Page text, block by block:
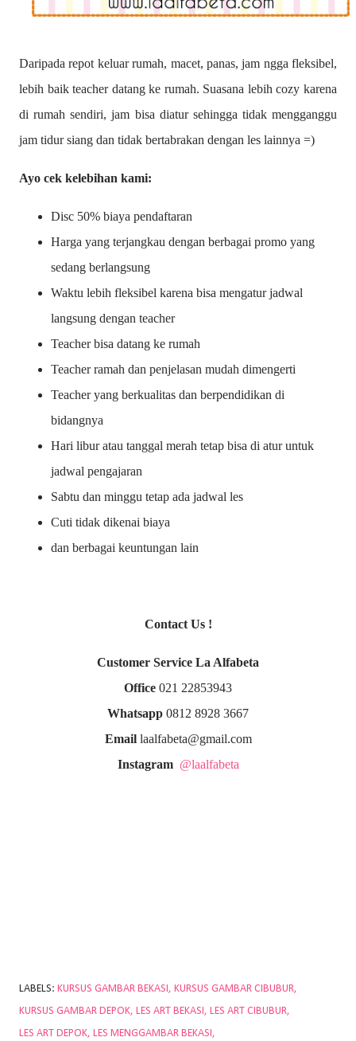
Daripada repot keluar rumah, macet, panas, jam ngga fleksibel,
lebih baik teacher datang ke rumah. Suasana lebih cozy karena
di rumah sendiri, jam bisa diatur sehingga tidak mengganggu
jam tidur siang dan tidak bertabrakan dengan les lainnya =)
Ayo cek kelebihan kami:
Disc 50% biaya pendaftaran
Harga yang terjangkau dengan berbagai promo yang
sedang berlangsung
Waktu lebih fleksibel karena bisa mengatur jadwal
langsung dengan teacher
Teacher bisa datang ke rumah
Teacher ramah dan penjelasan mudah dimengerti
Teacher yang berkualitas dan berpendidikan di
bidangnya
Hari libur atau tanggal merah tetap bisa di atur untuk
jadwal pengajaran
Sabtu dan minggu tetap ada jadwal les
Cuti tidak dikenai biaya
dan berbagai keuntungan lain
Contact Us !
Customer Service La Alfabeta
Office 021 22853943
Whatsapp 0812 8928 3667
Emaillaalfabeta@gmail.com
Instagram @laalfabeta
LABELS: KURSUS GAMBAR BEKASI
KURSUS GAMBAR CIBUBUR
KURSUS GAMBAR DEPOK LES ART BEKASI
LES ART CIBUBUR
LES ART DEPOK LES MENGGAMBAR BEKASI